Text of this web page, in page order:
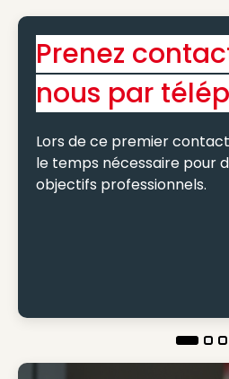
Prenez
nous par
Lors de ce premier
le temps nécessaire pour
objectifs professionnels.